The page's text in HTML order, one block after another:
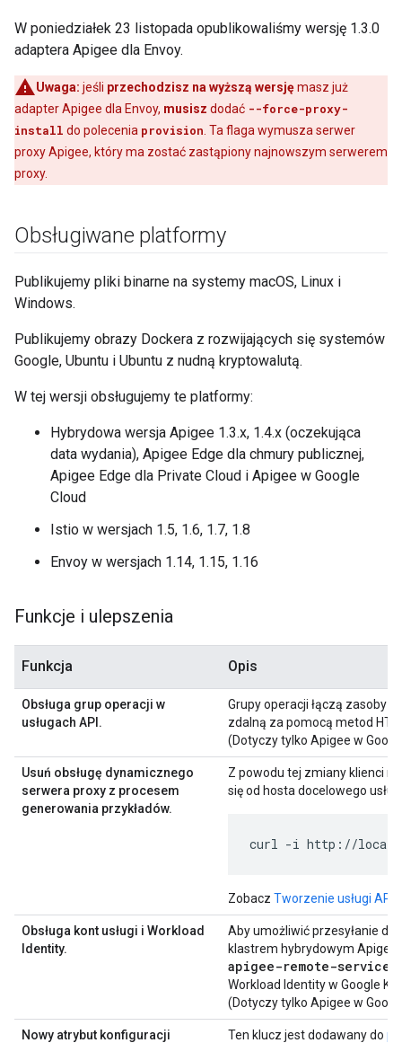
W poniedziałek 23 listopada opublikowaliśmy wersję 1.3.0
adaptera Apigee dla Envoy.
Uwaga: jeśli przechodzisz na wyższą wersjęmasz już
adapter Apigee dla Envoy, musisz dodać --force-proxy-
install do polecenia provision . Ta flaga wymusza serwer
proxy Apigee, który ma zostać zastąpiony najnowszym serwerem
proxy.
Obsługiwane platformy
Publikujemy pliki binarne na systemy macOS, Linux i
Windows.
Publikujemy obrazy Dockera z rozwijających się systemów
Google, Ubuntu i Ubuntu z nudną kryptowalutą.
W tej wersji obsługujemy te platformy:
Hybrydowa wersja Apigee 1.3.x, 1.4.x (oczekująca
data wydania), Apigee Edge dla chmury publicznej,
Apigee Edge dla Private Cloud i Apigee w Google
Cloud
Istio w wersjach 1.5, 1.6, 1.7, 1.8
Envoy w wersjach 1.14, 1.15, 1.16
Funkcje i ulepszenia
Funkcja Opis
Obsługa grup operacji w
usługach API.
Grupy operacji łączą zasoby
zdalną za pomocą metod
(Dotyczy tylko Apigee w
Usuń obsługę dynamicznego
serwera proxy z procesem
generowania przykładów.
Z powodu tej zmiany klienci
się od hosta docelowego
curl -i http://
Zobacz Tworzenie usługi API
Obsługa kont usługi i Workload
Identity.
Aby umożliwić przesyłanie
klastrem hybrydowym
apigee-remote-
Workload Identity w Google
(Dotyczy tylko Apigee w
Nowy atrybut konfiguracji Ten klucz jest dodawany do